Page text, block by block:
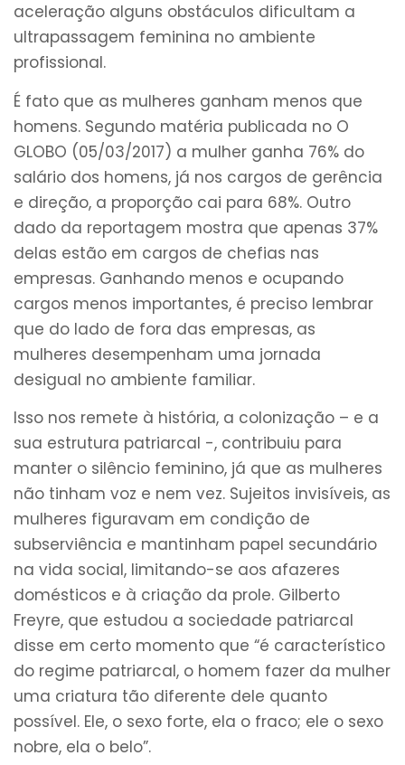
aceleração alguns obstáculos dificultam a
ultrapassagem feminina no ambiente
profissional.
É fato que as mulheres ganham menos que
homens. Segundo matéria publicada no O
GLOBO (05/03/2017) a mulher ganha 76% do
salário dos homens, já nos cargos de gerência
e direção, a proporção cai para 68%. Outro
dado da reportagem mostra que apenas 37%
delas estão em cargos de chefias nas
empresas. Ganhando menos e ocupando
cargos menos importantes, é preciso lembrar
que do lado de fora das empresas, as
mulheres desempenham uma jornada
desigual no ambiente familiar.
Isso nos remete à história, a colonização – e a
sua estrutura patriarcal -, contribuiu para
manter o silêncio feminino, já que as mulheres
não tinham voz e nem vez. Sujeitos invisíveis, as
mulheres figuravam em condição de
subserviência e mantinham papel secundário
na vida social, limitando-se aos afazeres
domésticos e à criação da prole. Gilberto
Freyre, que estudou a sociedade patriarcal
disse em certo momento que “é característico
do regime patriarcal, o homem fazer da mulher
uma criatura tão diferente dele quanto
possível. Ele, o sexo forte, ela o fraco; ele o sexo
nobre, ela o belo”.